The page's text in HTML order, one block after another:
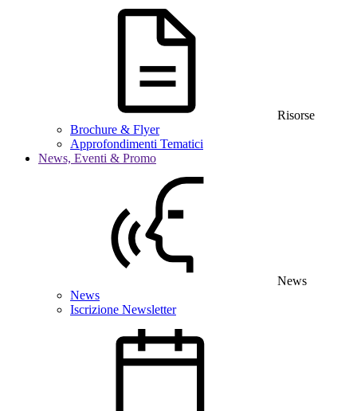
Risorse
Brochure & Flyer
Approfondimenti Tematici
News, Eventi & Promo
News
News
Iscrizione Newsletter